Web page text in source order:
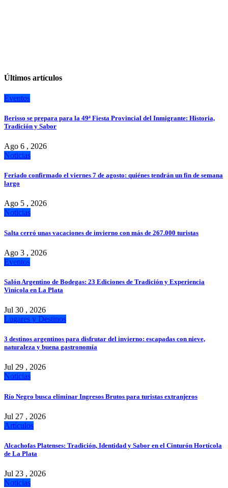
Últimos artículos
Eventos
Berisso se prepara para la 49ª Fiesta Provincial del Inmigrante: Historia,
Tradición y Sabor
Ago 6 , 2026
Noticias
Feriado confirmado el viernes 7 de agosto: quiénes tendrán un fin de semana
largo
Ago 5 , 2026
Noticias
Salta cerró unas vacaciones de invierno con más de 267.000 turistas
Ago 3 , 2026
Eventos
Salón Argentino de Bodegas: 23 Ediciones de Tradición y Experiencia
Vinícola en La Plata
Jul 30 , 2026
Lugares y Destinos
3 destinos argentinos para disfrutar del invierno: escapadas con nieve,
naturaleza y buena gastronomía
Jul 29 , 2026
Noticias
Río Negro busca eliminar Ingresos Brutos para turistas extranjeros
Jul 27 , 2026
Artículos
Alcachofas Platenses: Tradición, Identidad y Sabor en el Cinturón Hortícola
de La Plata
Jul 23 , 2026
Noticias